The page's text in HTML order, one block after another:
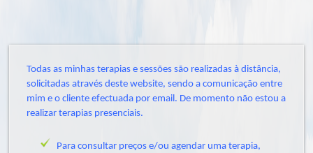
Todas as minhas terapias e sessões são realizadas à distância,
solicitadas através deste website, sendo a comunicação entre
mim e o cliente efectuada por email. De momento não estou a
realizar terapias presenciais.
Para consultar preços e/ou agendar uma terapia,